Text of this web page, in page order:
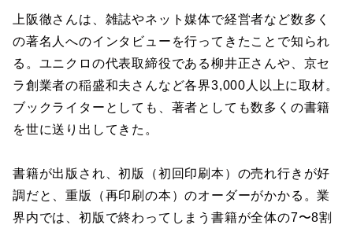
上阪徹さんは、雑誌やネット媒体で経営者など数多く
の著名人へのインタビューを行ってきたことで知られ
る。ユニクロの代表取締役である柳井正さんや、京セ
ラ創業者の稲盛和夫さんなど各界3,000人以上に取材。
ブックライターとしても、著者としても数多くの書籍
を世に送り出してきた。
書籍が出版され、初版（初回印刷本）の売れ行きが好
調だと、重版（再印刷の本）のオーダーがかかる。業
界内では、初版で終わってしまう書籍が全体の7〜8割